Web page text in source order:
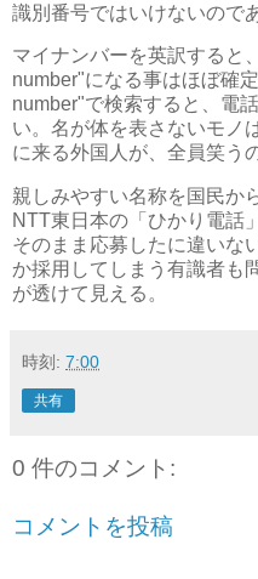
識別番号ではいけないので
マイナンバーを英訳すると
number"になる事はほぼ確
number"で検索すると、電
い。名が体を表さないモノ
に来る外国人が、全員笑う
親しみやすい名称を国民か
NTT東日本の「ひかり電話
そのまま応募したに違いな
か採用してしまう有識者も
が透けて見える。
時刻: 7:00
共有
0 件のコメント:
コメントを投稿